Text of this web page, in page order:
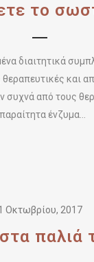
το
διαιτητικά
και
από τους
ένζυμα...
Οκτωβρίου, 2017
παλιά